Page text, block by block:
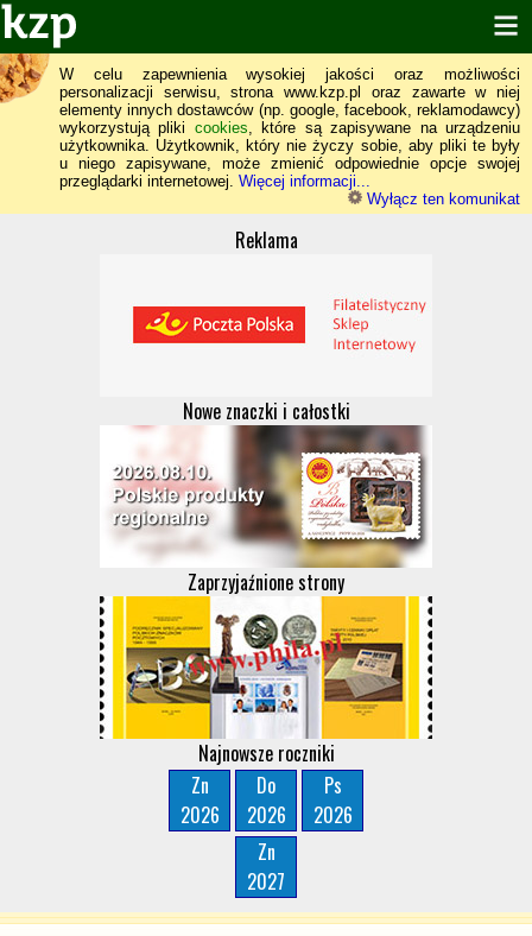
W celu zapewnienia wysokiej jakości oraz możliwości
personalizacji serwisu, strona www.kzp.pl oraz zawarte w niej
elementy innych dostawców (np. google, facebook, reklamodawcy)
wykorzystują pliki cookies, które są zapisywane na urządzeniu
użytkownika. Użytkownik, który nie życzy sobie, aby pliki te były
u niego zapisywane, może zmienić odpowiednie opcje swojej
przeglądarki internetowej. Więcej informacji...
Wyłącz ten komunikat
Reklama
Nowe znaczki i całostki
Zaprzyjaźnione strony
Najnowsze roczniki
Zn
2026
Do
2026
Ps
2026
Zn
2027